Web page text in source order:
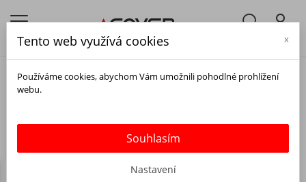
Tento web využívá cookies x
Používáme cookies, abychom Vám umožnili pohodlné prohlížení
webu.
Souhlasím
Nastavení